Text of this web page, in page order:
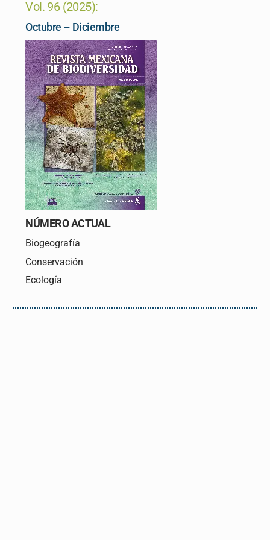
content
Vol. 96 (2025):
Octubre – Diciembre
NÚMERO ACTUAL
Biogeografía
Conservación
Ecología